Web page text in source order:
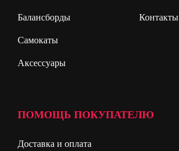
Балансборды
Самокаты
Аксессуары
Контакты
ПОМОЩЬ ПОКУПАТЕЛЮ
Доставка и оплата